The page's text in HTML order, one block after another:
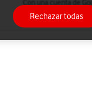
Para poder activar
Rechazar todas